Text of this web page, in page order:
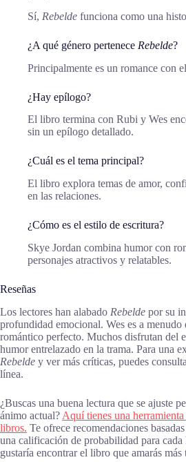
Sí, Rebelde funciona como una
¿A qué género pertenece Rebelde?
Principalmente es un romance con
¿Hay epílogo?
El libro termina con Rubi y Wes
sin un epílogo detallado.
¿Cuál es el tema principal?
El libro explora temas de amor,
en las relaciones.
¿Cómo es el estilo de escritura?
Skye Jordan combina humor con
personajes atractivos y relatables.
Reseñas
Los lectores han alabado Rebelde por su
profundidad emocional. Wes es a menudo
romántico perfecto. Muchos disfrutan del
humor entrelazado en la trama. Para una
Rebelde y ver más críticas, puedes
línea.
¿Buscas una buena lectura que se ajuste
ánimo actual? Aquí tienes una
libros. Te ofrece recomendaciones
una calificación de probabilidad para
gustaría encontrar el libro que amarás más